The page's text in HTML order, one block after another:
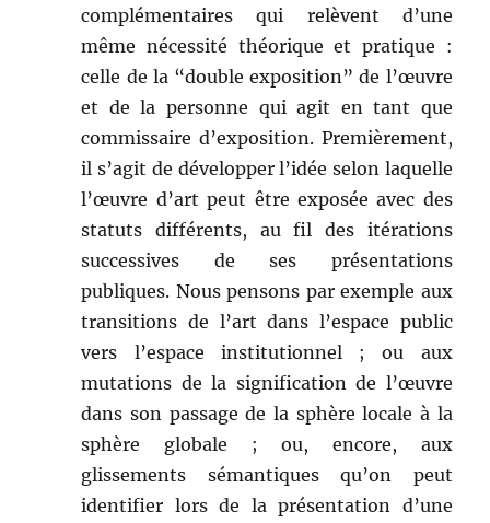
complémentaires qui relèvent d’une
même nécessité théorique et pratique :
celle de la “double exposition” de l’œuvre
et de la personne qui agit en tant que
commissaire d’exposition. Premièrement,
il s’agit de développer l’idée selon laquelle
l’œuvre d’art peut être exposée avec des
statuts différents, au fil des itérations
successives de ses présentations
publiques. Nous pensons par exemple aux
transitions de l’art dans l’espace public
vers l’espace institutionnel ; ou aux
mutations de la signification de l’œuvre
dans son passage de la sphère locale à la
sphère globale ; ou, encore, aux
glissements sémantiques qu’on peut
identifier lors de la présentation d’une